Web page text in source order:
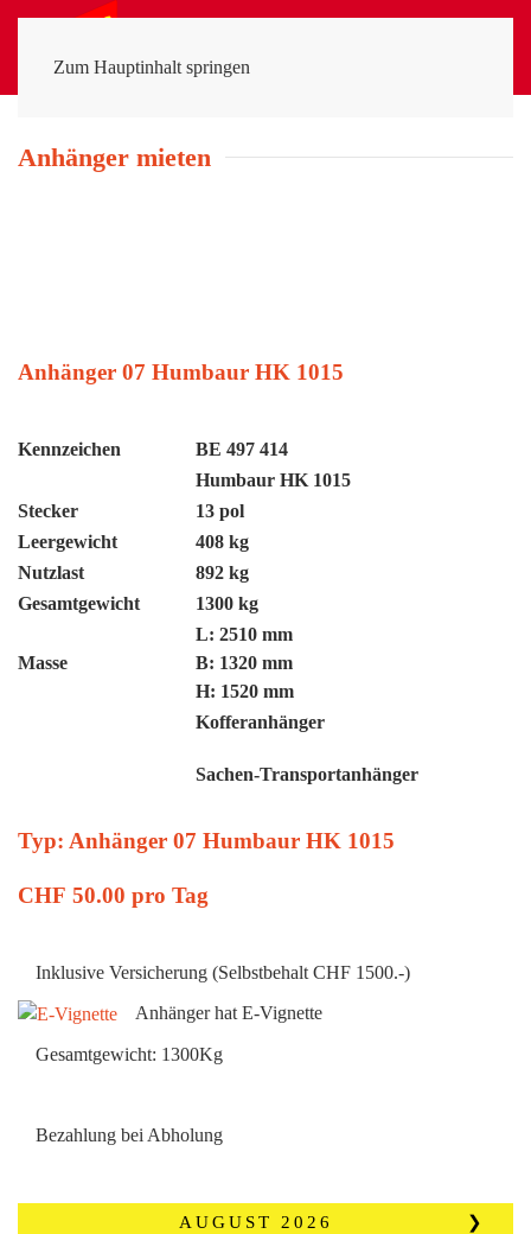
Zum Hauptinhalt springen
Anhänger mieten
Anhänger 07 Humbaur HK 1015
Kennzeichen
BE 497 414
Humbaur HK 1015
Stecker
13 pol
Leergewicht
408 kg
Nutzlast
892 kg
Gesamtgewicht
1300 kg
Masse
L: 2510 mm
B: 1320 mm
H: 1520 mm
Kofferanhänger
Sachen-Transportanhänger
Typ: Anhänger 07 Humbaur HK 1015
CHF 50.00 pro Tag
Inklusive Versicherung (Selbstbehalt CHF 1500.-)
Anhänger hat E-Vignette
Gesamtgewicht: 1300Kg
Bezahlung bei Abholung
❯
AUGUST 2026